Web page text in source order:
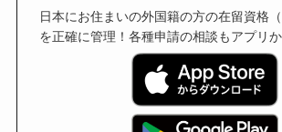
日本にお住まいの外国籍の方の在留資格
を正確に管理！各種申請の相談もアプリか